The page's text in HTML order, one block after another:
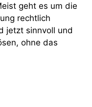
geht es um die
rechtlich
jetzt sinnvoll und
ohne das